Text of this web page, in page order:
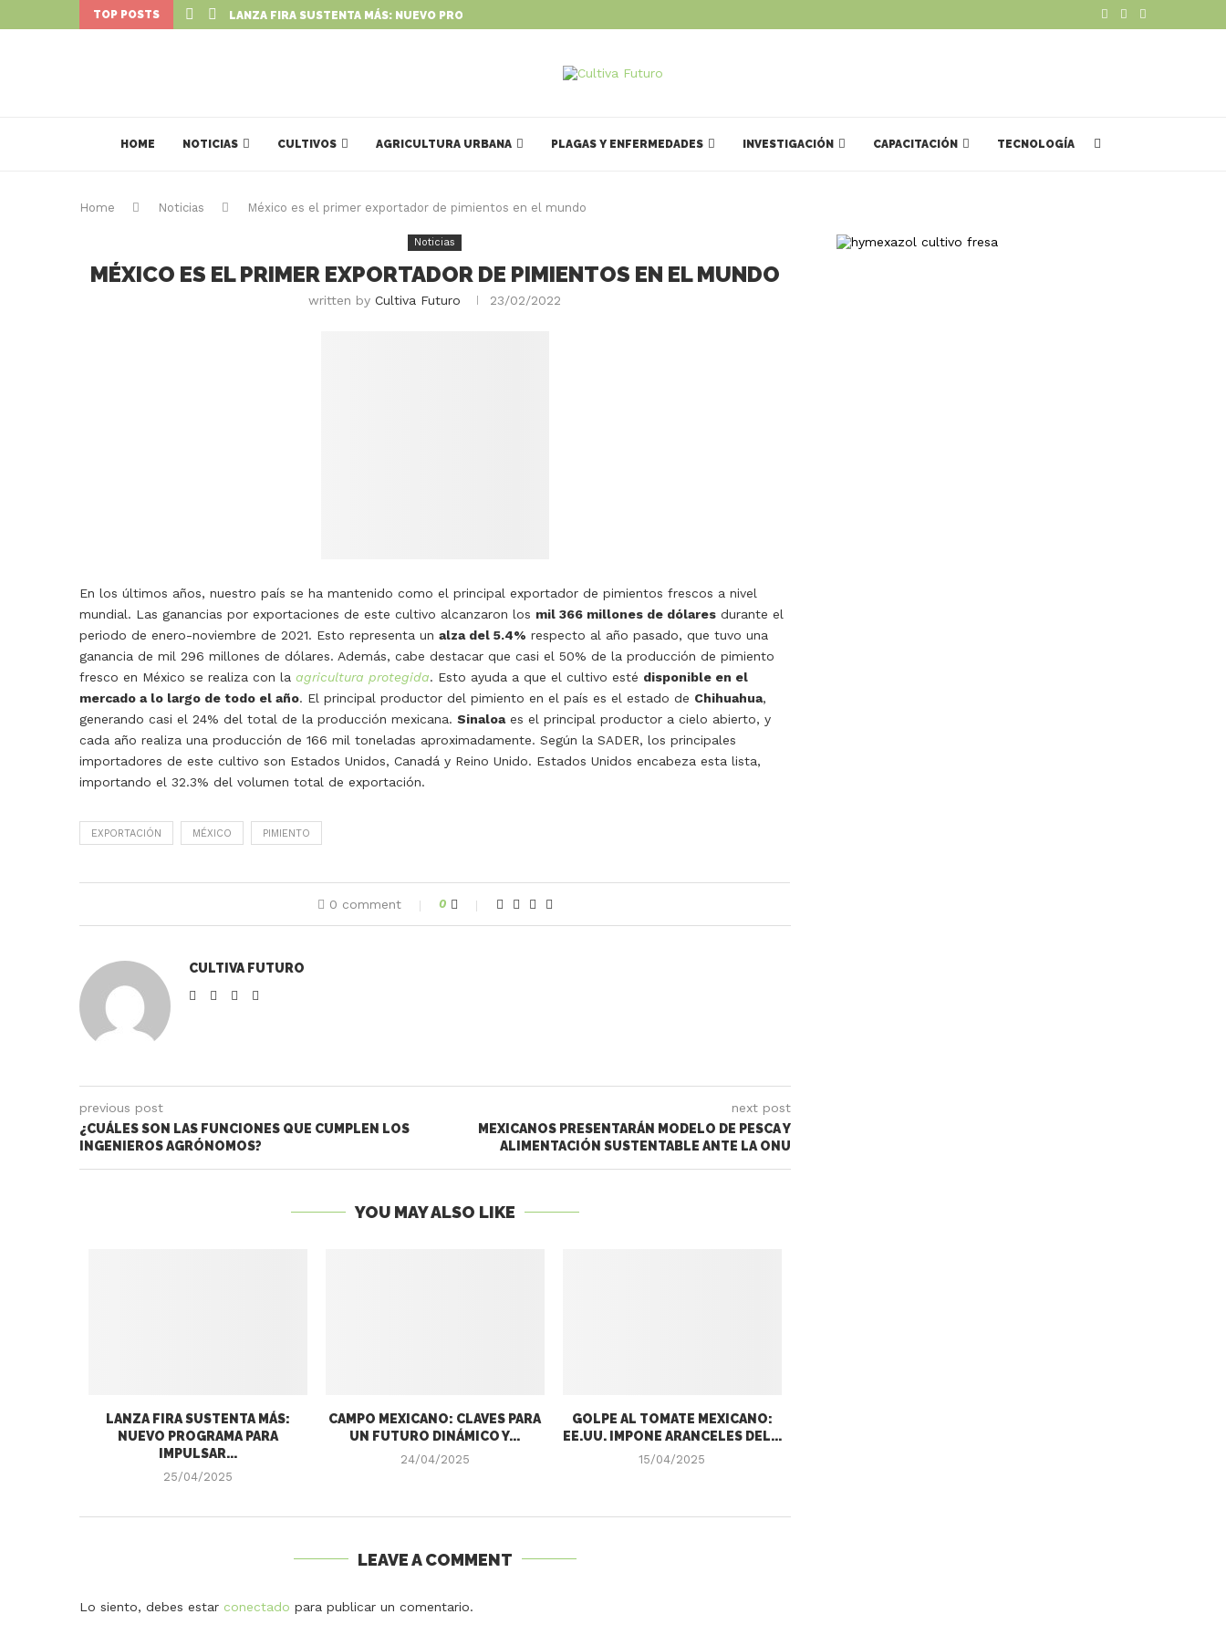
TOP POSTS LANZA FIRA SUSTENTA MÁS: NUEVO PROGRAMA PARA IMPULSAR...
HOME NOTICIAS CULTIVOS AGRICULTURA URBANA PLAGAS Y ENFERMEDADES INVESTIGACIÓN CAPACITACIÓN TECNOLOGÍA
Home Noticias México es el primer exportador de pimientos en el mundo
Noticias
MÉXICO ES EL PRIMER EXPORTADOR DE PIMIENTOS EN EL MUNDO
written byCultiva Futuro 23/02/2022
En los últimos años, nuestro país se ha mantenido como el principal exportador de pimientos frescos a nivel
mundial. Las ganancias por exportaciones de este cultivo alcanzaron los mil 366 millones de dólares durante el
periodo de enero-noviembre de 2021. Esto representa un alza del 5.4% respecto al año pasado, que tuvo una
ganancia de mil 296 millones de dólares. Además, cabe destacar que casi el 50% de la producción de pimiento
fresco en México se realiza con la agricultura protegida. Esto ayuda a que el cultivo esté disponible en el
mercado a lo largo de todo el año. El principal productor del pimiento en el país es el estado de Chihuahua,
generando casi el 24% del total de la producción mexicana. Sinaloaes el principal productor a cielo abierto, y
cada año realiza una producción de 166 mil toneladas aproximadamente. Según la SADER, los principales
importadores de este cultivo son Estados Unidos, Canadá y Reino Unido. Estados Unidos encabeza esta lista,
importando el 32.3% del volumen total de exportación.
EXPORTACIÓN MÉXICO PIMIENTO
0 comment 0
CULTIVA FUTURO
previous post
¿CUÁLES SON LAS FUNCIONES QUE CUMPLEN LOS
INGENIEROS AGRÓNOMOS?
next post
MEXICANOS PRESENTARÁN MODELO DE PESCA Y
ALIMENTACIÓN SUSTENTABLE ANTE LA ONU
YOU MAY ALSO LIKE
LANZA FIRA SUSTENTA MÁS:
NUEVO PROGRAMA PARA
IMPULSAR...
25/04/2025
CAMPO MEXICANO: CLAVES PARA
UN FUTURO DINÁMICO Y...
24/04/2025
GOLPE AL TOMATE MEXICANO:
EE.UU. IMPONE ARANCELES DEL...
15/04/2025
LEAVE A COMMENT
Lo siento, debes estar conectado para publicar un comentario.